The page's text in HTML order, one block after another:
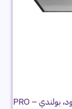
شفاط بلت ان مسطح تربولاين، 90 سم، اسود، بولندي – PRO